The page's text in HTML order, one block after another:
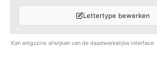
Lettertype bewerken
Kan enigszins afwijken van de daadwerkelijke interface.